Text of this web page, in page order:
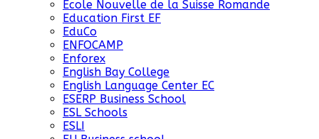
Ecole Nouvelle de la Suisse Romande
Education First EF
EduCo
ENFOCAMP
Enforex
English Bay College
English Language Center EC
ESERP Business School
ESL Schools
ESLI